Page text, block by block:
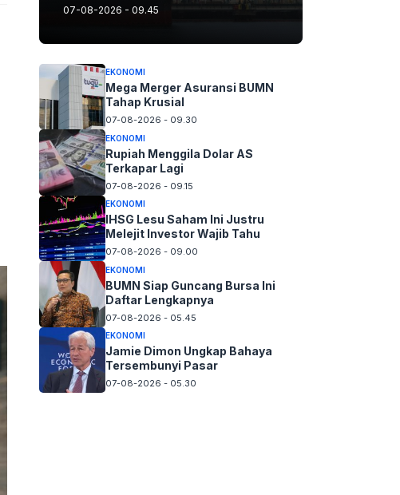
07-08-2026 - 09.45
EKONOMI
Mega Merger Asuransi BUMN
Tahap Krusial
07-08-2026 - 09.30
EKONOMI
Rupiah Menggila Dolar AS
Terkapar Lagi
07-08-2026 - 09.15
EKONOMI
IHSG Lesu Saham Ini Justru
Melejit Investor Wajib Tahu
07-08-2026 - 09.00
EKONOMI
BUMN Siap Guncang Bursa Ini
Daftar Lengkapnya
07-08-2026 - 05.45
EKONOMI
Jamie Dimon Ungkap Bahaya
Tersembunyi Pasar
07-08-2026 - 05.30